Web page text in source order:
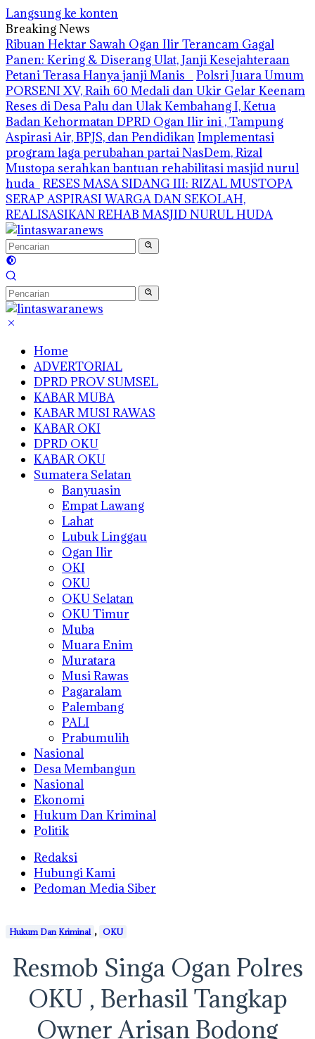
Langsung ke konten
Breaking News
Ribuan Hektar Sawah Ogan Ilir Terancam Gagal
Panen: Kering & Diserang Ulat, Janji Kesejahteraan
Petani Terasa Hanya janji Manis
Polsri Juara Umum
PORSENI XV, Raih 60 Medali dan Ukir Gelar Keenam
Reses di Desa Palu dan Ulak Kembahang I, Ketua
Badan Kehormatan DPRD Ogan Ilir ini , Tampung
Aspirasi Air, BPJS, dan PendidikanImplementasi
program laga perubahan partai NasDem, Rizal
Mustopa serahkan bantuan rehabilitasi masjid nurul
huda RESES MASA SIDANG III: RIZAL MUSTOPA
SERAP ASPIRASI WARGA DAN SEKOLAH,
REALISASIKAN REHAB MASJID NURUL HUDA
Home
ADVERTORIAL
DPRD PROV SUMSEL
KABAR MUBA
KABAR MUSI RAWAS
KABAR OKI
DPRD OKU
KABAR OKU
Sumatera Selatan
Banyuasin
Empat Lawang
Lahat
Lubuk Linggau
Ogan Ilir
OKI
OKU
OKU Selatan
OKU Timur
Muba
Muara Enim
Muratara
Musi Rawas
Pagaralam
Palembang
PALI
Prabumulih
Nasional
Desa Membangun
Nasional
Ekonomi
Hukum Dan Kriminal
Politik
Redaksi
Hubungi Kami
Pedoman Media Siber
Hukum Dan Kriminal , OKU
Resmob Singa Ogan Polres
OKU , Berhasil Tangkap
Owner Arisan Bodong